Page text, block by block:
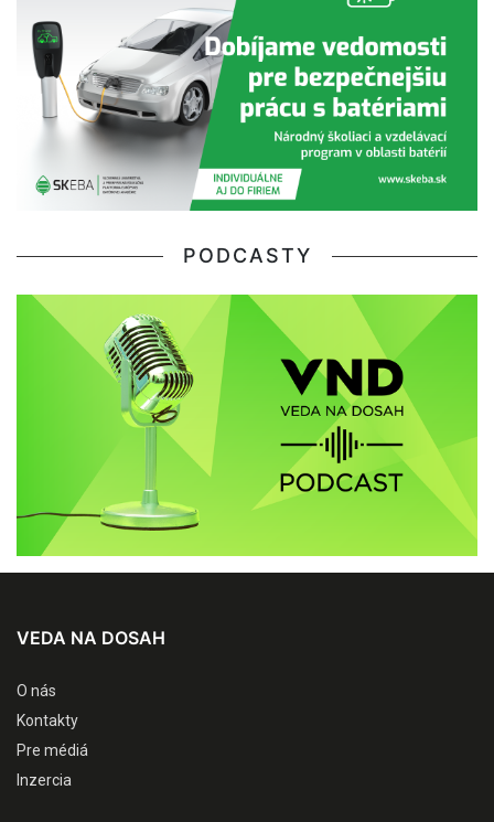
PODCASTY
VEDA NA DOSAH
O nás
Kontakty
Pre médiá
Inzercia